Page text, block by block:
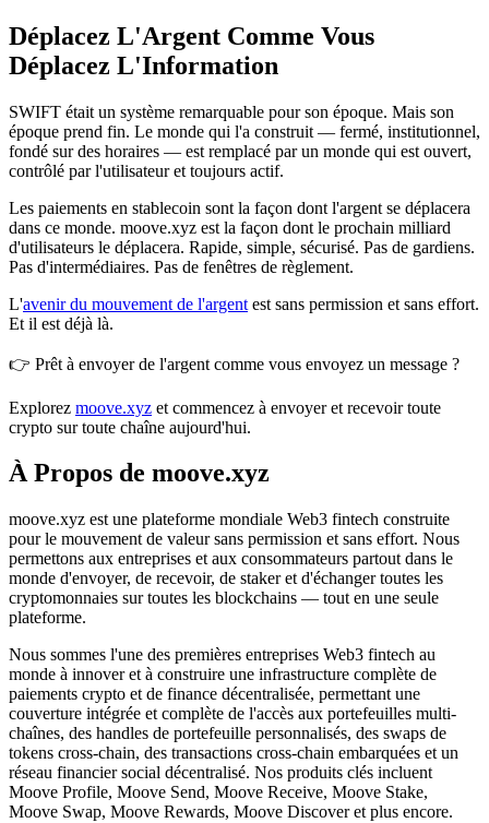
Déplacez L'Argent Comme Vous
Déplacez L'Information
SWIFT était un système remarquable pour son époque. Mais son
époque prend fin. Le monde qui l'a construit — fermé, institutionnel,
fondé sur des horaires — est remplacé par un monde qui est ouvert,
contrôlé par l'utilisateur et toujours actif.
Les paiements en stablecoin sont la façon dont l'argent se déplacera
dans ce monde. moove.xyz est la façon dont le prochain milliard
d'utilisateurs le déplacera. Rapide, simple, sécurisé. Pas de gardiens.
Pas d'intermédiaires. Pas de fenêtres de règlement.
L'avenir du mouvement de l'argent est sans permission et sans effort.
Et il est déjà là.
👉 Prêt à envoyer de l'argent comme vous envoyez un message ?
Explorez moove.xyz et commencez à envoyer et recevoir toute
crypto sur toute chaîne aujourd'hui.
À Propos de moove.xyz
moove.xyz est une plateforme mondiale Web3 fintech construite
pour le mouvement de valeur sans permission et sans effort. Nous
permettons aux entreprises et aux consommateurs partout dans le
monde d'envoyer, de recevoir, de staker et d'échanger toutes les
cryptomonnaies sur toutes les blockchains — tout en une seule
plateforme.
Nous sommes l'une des premières entreprises Web3 fintech au
monde à innover et à construire une infrastructure complète de
paiements crypto et de finance décentralisée, permettant une
couverture intégrée et complète de l'accès aux portefeuilles multi-
chaînes, des handles de portefeuille personnalisés, des swaps de
tokens cross-chain, des transactions cross-chain embarquées et un
réseau financier social décentralisé. Nos produits clés incluent
Moove Profile, Moove Send, Moove Receive, Moove Stake,
Moove Swap, Moove Rewards, Moove Discover et plus encore.